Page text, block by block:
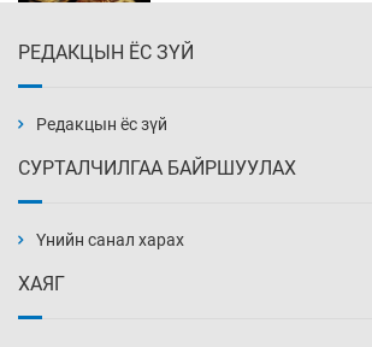
3 цаг 25 мин
3 цаг 55 мин
РЕДАКЦЫН ЁС ЗҮЙ
Редакцын ёс зүй
СУРТАЛЧИЛГАА БАЙРШУУЛАХ
Үнийн санал харах
ХАЯГ